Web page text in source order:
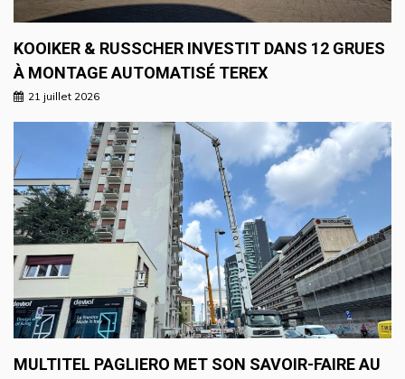
KOOIKER & RUSSCHER INVESTIT DANS 12 GRUES
À MONTAGE AUTOMATISÉ TEREX
21 juillet 2026
MULTITEL PAGLIERO MET SON SAVOIR-FAIRE AU